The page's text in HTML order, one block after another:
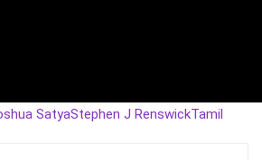
SatyaStephen J RenswickTamil